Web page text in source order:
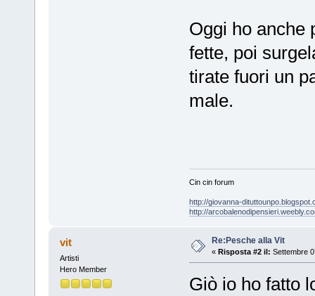
Oggi ho anche
fette, poi
tirate fuori un
male.
Cin cin forum
http://giovanna-
http://
vit
Artisti
Hero Member
Re:Pesche alla Vit
« Risposta #2 il: Settembre
Giò io ho fatto